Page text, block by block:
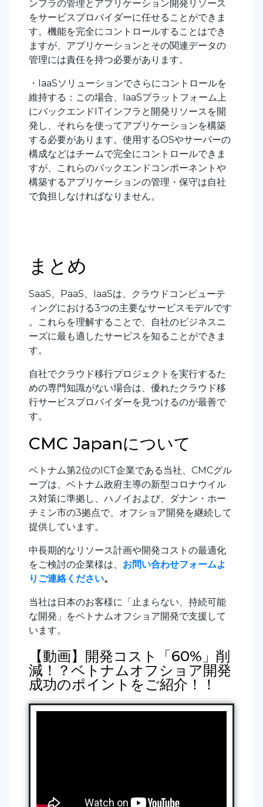
ンフラの管理とアプリケーション開発リソース
をサービスプロバイダーに任せることができま
す。機能を完全にコントロールすることはでき
ますが、アプリケーションとその関連データの
管理には責任を持つ必要があります。
・IaaSソリューションでさらにコントロールを
維持する：この場合、IaaSプラットフォーム上
にバックエンドITインフラと開発リソースを開
発し、それらを使ってアプリケーションを構築
する必要があります。使用するOSやサーバーの
構成などはチームで完全にコントロールできま
すが、これらのバックエンドコンポーネントや
構築するアプリケーションの管理・保守は自社
で負担しなければなりません。
まとめ
SaaS、PaaS、IaaSは、クラウドコンピューテ
ィングにおける3つの主要なサービスモデルです
。これらを理解することで、自社のビジネスニ
ーズに最も適したサービスを知ることができま
す。
自社でクラウド移行プロジェクトを実行するた
めの専門知識がない場合は、優れたクラウド移
行サービスプロバイダーを見つけるのが最善で
す。
CMC Japanについて
ベトナム第2位のICT企業である当社、CMCグル
ープは、ベトナム政府主導の新型コロナウイル
ス対策に準拠し、ハノイおよび、ダナン・ホー
チミン市の3拠点で、オフショア開発を継続して
提供しています。
中長期的なリソース計画や開発コストの最適化
をご検討の企業様は、 お問い合わせフォームよ
りご連絡ください。
当社は日本のお客様に「止まらない、持続可能
な開発」をベトナムオフショア開発で支援して
います。
【動画】開発コスト「60%」削
減！？ベトナムオフショア開発
成功のポイントをご紹介！！